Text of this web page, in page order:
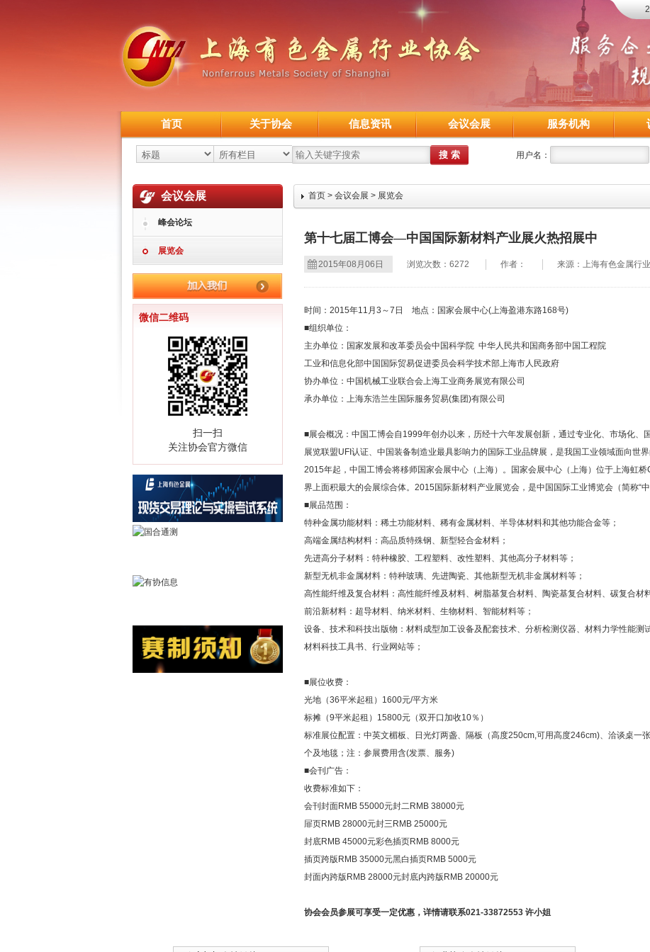
首页 关于协会 信息资讯 会议会展 服务机构
用户名：
会议会展
峰会论坛
展览会
微信二维码
扫一扫
关注协会官方微信
首页 > 会议会展 > 展览会
第十七届工博会—中国国际新材料产业展火热招展中
2015年08月06日 浏览次数：6272 作者： 来源：上海有色金属行
时间：2015年11月3～7日 地点：国家会展中心(上海盈港东路168号)
■组织单位：
主办单位：国家发展和改革委员会中国科学院 中华人民共和国商务部中国工程院
工业和信息化部中国国际贸易促进委员会科学技术部上海市人民政府
协办单位：中国机械工业联合会上海工业商务展览有限公司
承办单位：上海东浩兰生国际服务贸易(集团)有限公司
■展会概况：中国工博会自1999年创办以来，历经十六年发展创新，通过专业化、市场化、
展览联盟UFI认证、中国装备制造业最具影响力的国际工业品牌展，是我国工业领域面向世
2015年起，中国工博会将移师国家会展中心（上海）。国家会展中心（上海）位于上海虹
界上面积最大的会展综合体。2015国际新材料产业展览会，是中国国际工业博览会（简称“中
■展品范围：
特种金属功能材料：稀土功能材料、稀有金属材料、半导体材料和其他功能合金等；
高端金属结构材料：高品质特殊钢、新型轻合金材料；
先进高分子材料：特种橡胶、工程塑料、改性塑料、其他高分子材料等；
新型无机非金属材料：特种玻璃、先进陶瓷、其他新型无机非金属材料等；
高性能纤维及复合材料：高性能纤维及材料、树脂基复合材料、陶瓷基复合材料、碳复合材
前沿新材料：超导材料、纳米材料、生物材料、智能材料等；
设备、技术和科技出版物：材料成型加工设备及配套技术、分析检测仪器、材料力学性能测
材料科技工具书、行业网站等；
■展位收费：
光地（36平米起租）1600元/平方米
标摊（9平米起租）15800元（双开口加收10％）
标准展位配置：中英文楣板、日光灯两盏、隔板（高度250cm,可用高度246cm)、洽谈桌一
个及地毯；注：参展费用含(发票、服务)
■会刊广告：
收费标准如下：
会刊封面RMB 55000元封二RMB 38000元
屝页RMB 28000元封三RMB 25000元
封底RMB 45000元彩色插页RMB 8000元
插页跨版RMB 35000元黑白插页RMB 5000元
封面内跨版RMB 28000元封底内跨版RMB 20000元
协会会员参展可享受一定优惠，详情请联系021-33872553 许小姐